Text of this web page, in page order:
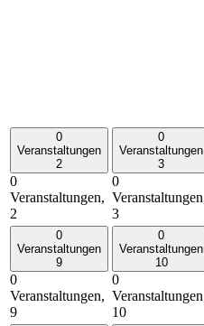
0
Veranstaltungen
2
0
Veranstaltungen,
2
0
Veranstaltungen
3
0
3
0
Veranstaltungen
9
0
Veranstaltungen,
9
0
Veranstaltungen
10
0
10